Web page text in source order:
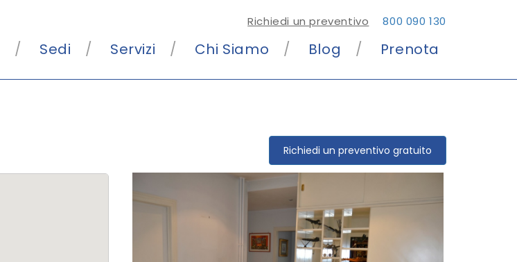
800 090 130
Richiedi un preventivo
Sedi Servizi Chi Siamo Blog Prenota
Richiedi un preventivo gratuito